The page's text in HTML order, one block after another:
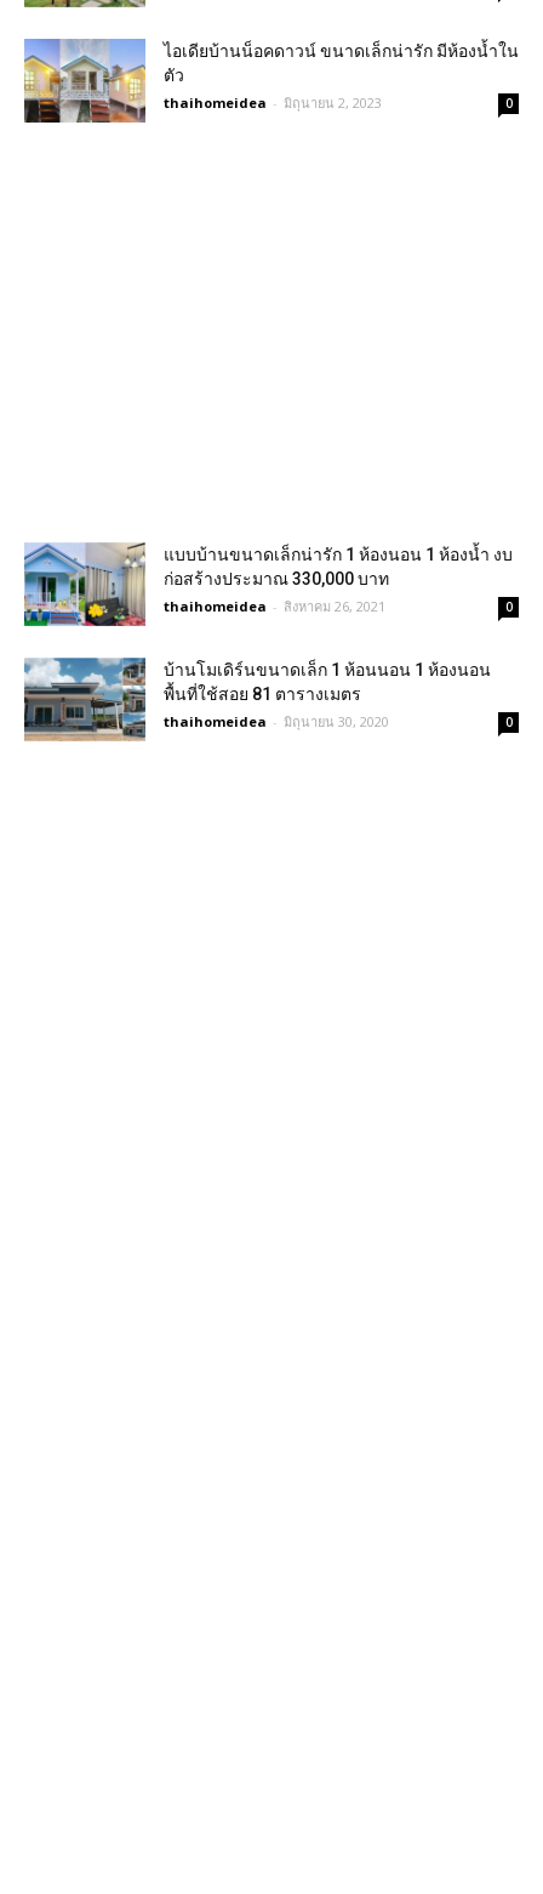
ไอเดียบ้านน็อคดาวน์ ขนาดเล็กน่ารัก มีห้องน้ำใน
ตัว
thaihomeidea - มิถุนายน 2, 2023 0
แบบบ้านขนาดเล็กน่ารัก 1 ห้องนอน 1 ห้องน้ำ งบ
ก่อสร้างประมาณ 330,000 บาท
thaihomeidea - สิงหาคม 26, 2021 0
บ้านโมเดิร์นขนาดเล็ก 1 ห้อนนอน 1 ห้องนอน
พื้นที่ใช้สอย 81 ตารางเมตร
thaihomeidea - มิถุนายน 30, 2020 0